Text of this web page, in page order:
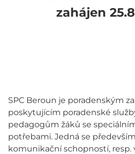
zahájen
SPC Beroun je poradenským
poskytujícím poradenské
pedagogům žáků se
potřebami. Jedná se
komunikační schopností, resp.